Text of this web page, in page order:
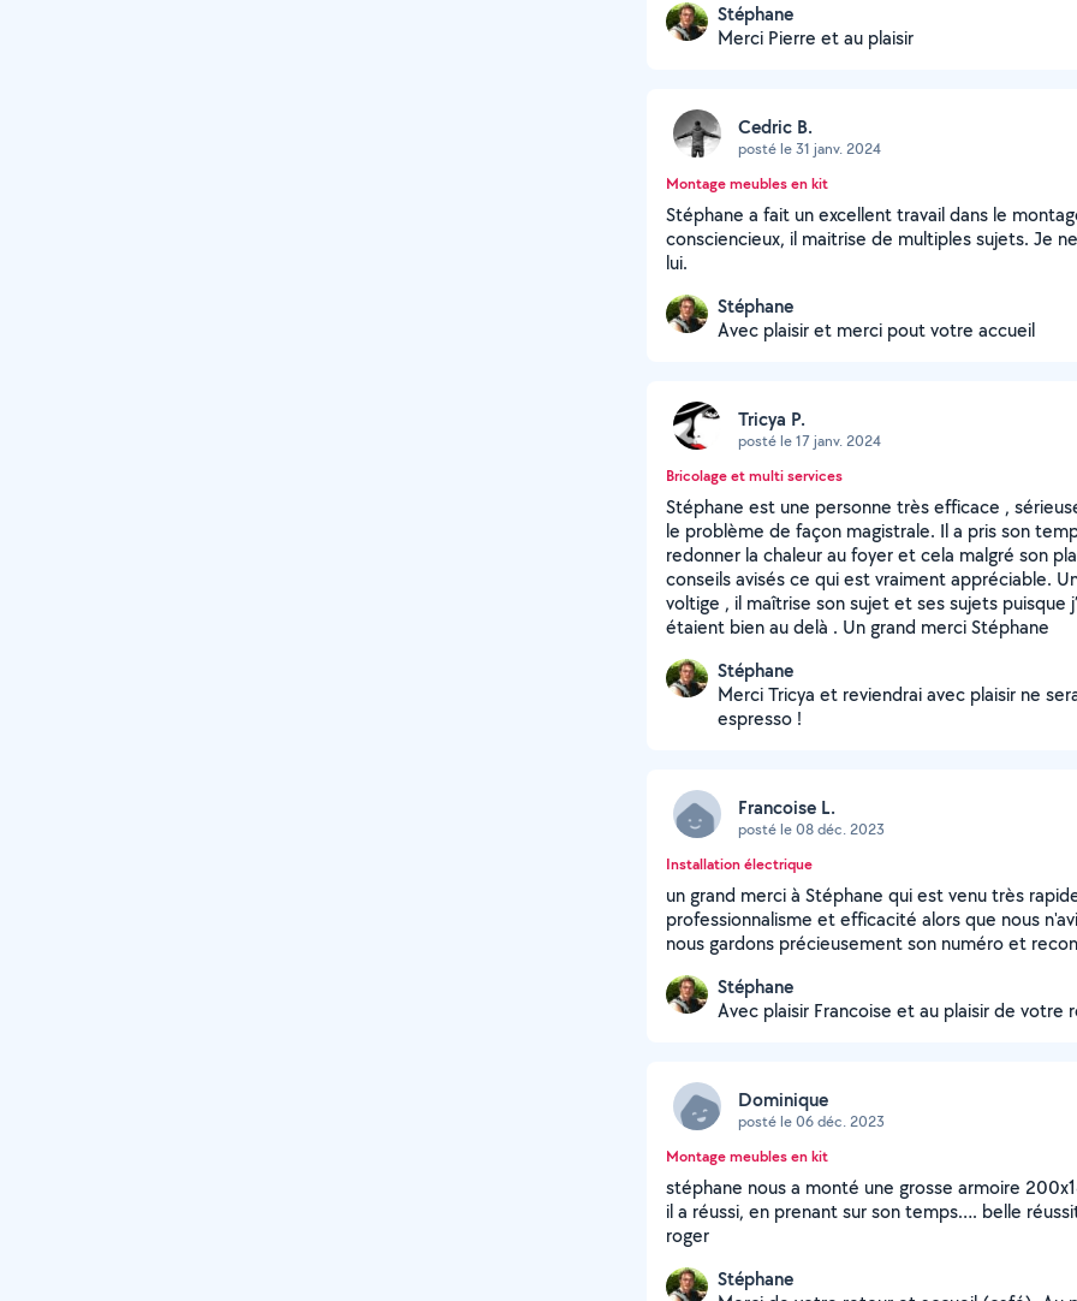
Stéphane
Merci Pierre et au plaisir
Cedric B.
posté le 31 janv. 2024
Montage meubles en kit
Stéphane a fait un excellent travail dans le
consciencieux, il maitrise de multiples sujets. Je
lui.
Stéphane
Avec plaisir et merci pout votre accueil
Tricya P.
posté le 17 janv. 2024
Bricolage et multi services
Stéphane est une personne très efficace ,
le problème de façon magistrale. Il a pris son
redonner la chaleur au foyer et cela malgré son
conseils avisés ce qui est vraiment appréciable.
voltige , il maîtrise son sujet et ses sujets puisque
étaient bien au delà . Un grand merci Stéphane
Stéphane
Merci Tricya et reviendrai avec plaisir ne
espresso !
Francoise L.
posté le 08 déc. 2023
Installation électrique
un grand merci à Stéphane qui est venu très
professionnalisme et efficacité alors que nous
nous gardons précieusement son numéro et
Stéphane
Avec plaisir Francoise et au plaisir de votre
Dominique
posté le 06 déc. 2023
Montage meubles en kit
stéphane nous a monté une grosse armoire
il a réussi, en prenant sur son temps…. belle
roger
Stéphane